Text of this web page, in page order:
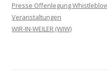
Presse Offenlegung
Veranstaltungen
WIR-IN-WEILER (WIW)